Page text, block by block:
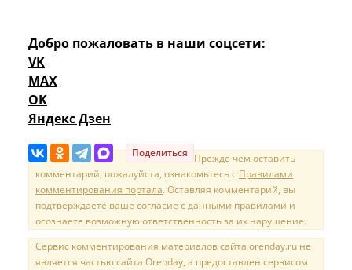
Добро пожаловать в наши соцсети:
VK
MAX
OK
Яндекс Дзен
Поделиться Прежде чем оставить
комментарий, пожалуйста, ознакомьтесь с Правилами
комментирования портала. Оставляя комментарий, вы
подтверждаете ваше согласие с данными правилами и
осознаете возможную ответственность за их нарушение.
Сервис комментирования материалов сайта orenday.ru не
является частью сайта Orenday, а предоставлен сервисом